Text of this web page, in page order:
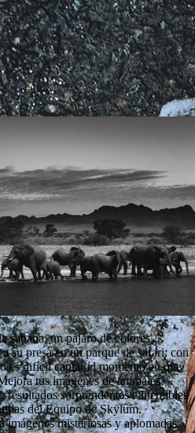
sabana, un pájaro de colores
su presa en un parque de safari: con
es difícil captar el momento en que
tus imágenes de animales
sorprendentes e increíbles
del Equipo de Skylum.
imágenes misteriosas y aplomadas,